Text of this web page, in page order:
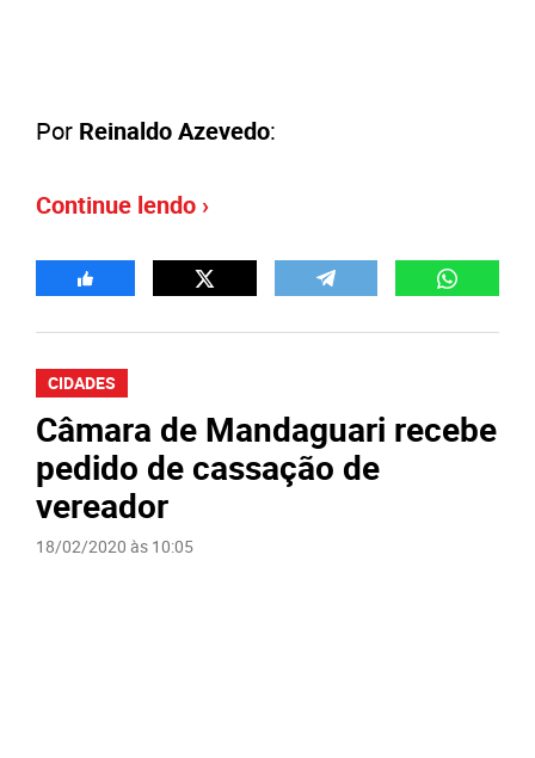
Por Reinaldo Azevedo:
Continue lendo ›
CIDADES
Câmara de Mandaguari recebe
pedido de cassação de
vereador
18/02/2020 às 10:05